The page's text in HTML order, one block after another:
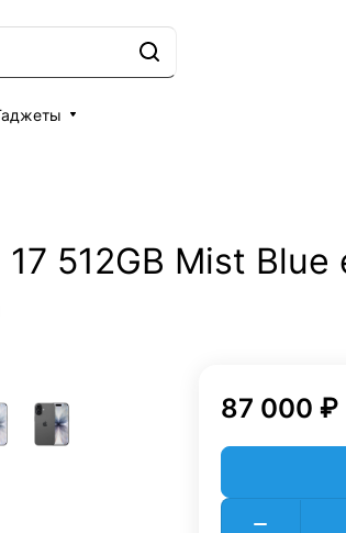
512GB Mist Blue
87 000 ₽